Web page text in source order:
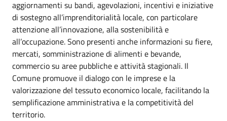
aggiornamenti su bandi, agevolazioni, incentivi e iniziative
di sostegno all’imprenditorialità locale, con particolare
attenzione all’innovazione, alla sostenibilità e
all’occupazione. Sono presenti anche informazioni su fiere,
mercati, somministrazione di alimenti e bevande,
commercio su aree pubbliche e attività stagionali. Il
Comune promuove il dialogo con le imprese e la
valorizzazione del tessuto economico locale, facilitando la
semplificazione amministrativa e la competitività del
territorio.